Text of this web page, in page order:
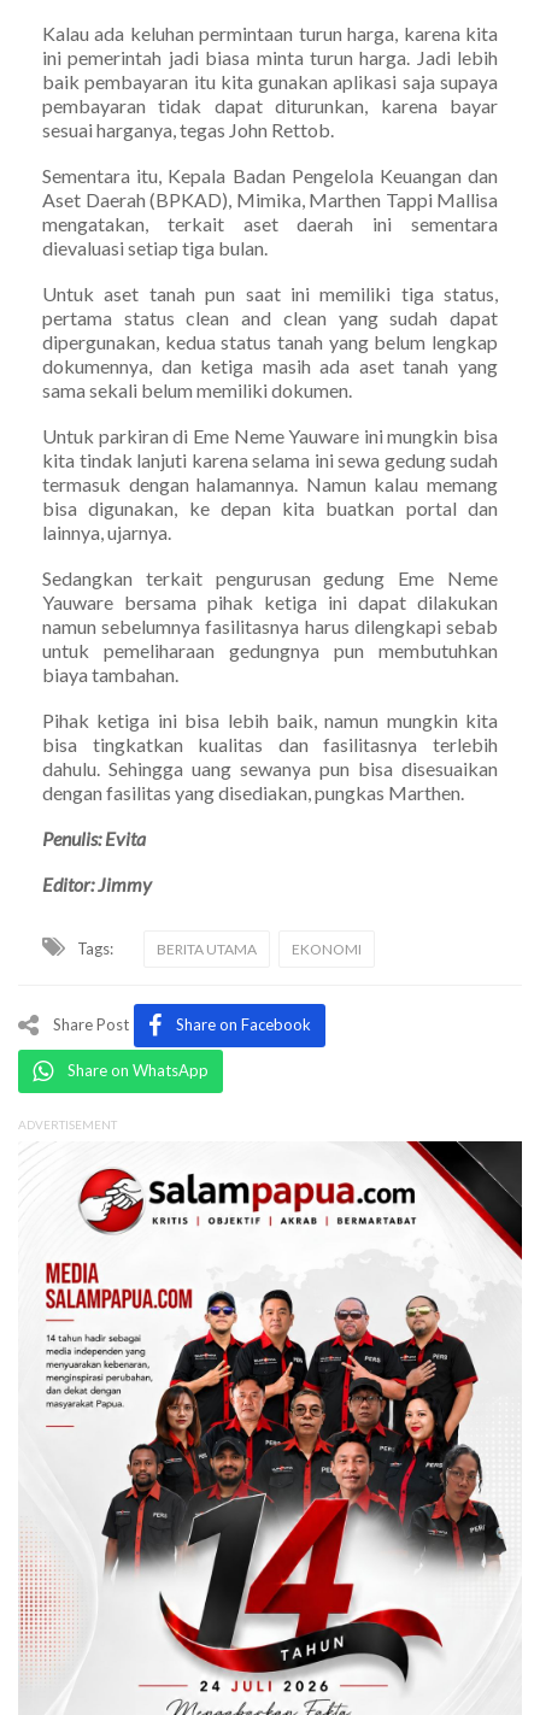
Kalau ada keluhan permintaan turun harga, karena kita
ini pemerintah jadi biasa minta turun harga. Jadi lebih
baik pembayaran itu kita gunakan aplikasi saja supaya
pembayaran tidak dapat diturunkan, karena bayar
sesuai harganya, tegas John Rettob.
Sementara itu, Kepala Badan Pengelola Keuangan dan
Aset Daerah (BPKAD), Mimika, Marthen Tappi Mallisa
mengatakan, terkait aset daerah ini sementara
dievaluasi setiap tiga bulan.
Untuk aset tanah pun saat ini memiliki tiga status,
pertama status clean and clean yang sudah dapat
dipergunakan, kedua status tanah yang belum lengkap
dokumennya, dan ketiga masih ada aset tanah yang
sama sekali belum memiliki dokumen.
Untuk parkiran di Eme Neme Yauware ini mungkin bisa
kita tindak lanjuti karena selama ini sewa gedung sudah
termasuk dengan halamannya. Namun kalau memang
bisa digunakan, ke depan kita buatkan portal dan
lainnya, ujarnya.
Sedangkan terkait pengurusan gedung Eme Neme
Yauware bersama pihak ketiga ini dapat dilakukan
namun sebelumnya fasilitasnya harus dilengkapi sebab
untuk pemeliharaan gedungnya pun membutuhkan
biaya tambahan.
Pihak ketiga ini bisa lebih baik, namun mungkin kita
bisa tingkatkan kualitas dan fasilitasnya terlebih
dahulu. Sehingga uang sewanya pun bisa disesuaikan
dengan fasilitas yang disediakan, pungkas Marthen.
Penulis: Evita
Editor: Jimmy
Tags: BERITA UTAMA EKONOMI
Share Post Share on Facebook
Share on WhatsApp
ADVERTISEMENT